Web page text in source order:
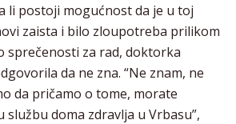
li postoji mogućnost da je u toj
zaista i bilo zloupotreba prilikom
sprečenosti za rad, doktorka
da ne zna. “Ne znam, ne
da pričamo o tome, morate
doma zdravlja u Vrbasu”,